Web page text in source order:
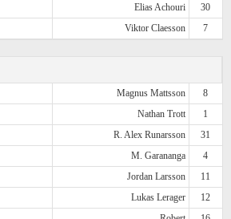
Elias Achouri
30
Viktor Claesson 7
Magnus Mattsson
8
Nathan Trott
1
R. Alex Runarsson
31
M. Garananga
4
Jordan Larsson
11
Lukas Lerager
12